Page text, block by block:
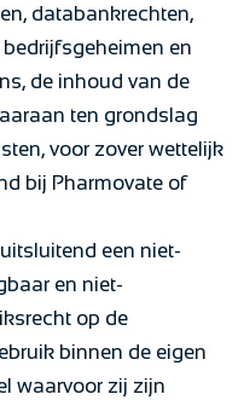
databankrechten,
en
de inhoud van de
ten grondslag
voor zover wettelijk
bij Pharmovate of
een niet-
en niet-
op de
binnen de eigen
waarvoor zij zijn